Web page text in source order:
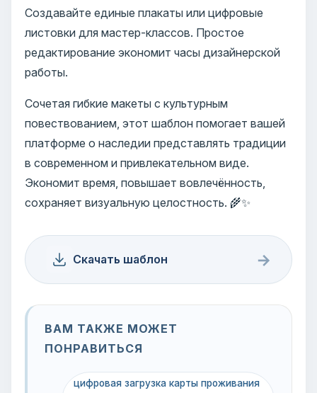
Создавайте единые плакаты или цифровые
листовки для мастер-классов. Простое
редактирование экономит часы дизайнерской
работы.
Сочетая гибкие макеты с культурным
повествованием, этот шаблон помогает вашей
платформе о наследии представлять традиции
в современном и привлекательном виде.
Экономит время, повышает вовлечённость,
сохраняет визуальную целостность. 🌾✨
Скачать шаблон →
ВАМ ТАКЖЕ МОЖЕТ
ПОНРАВИТЬСЯ
цифровая загрузка карты проживания